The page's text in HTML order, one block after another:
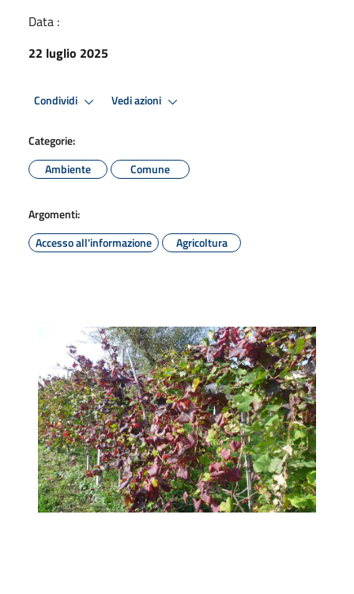
Data :
22 luglio 2025
Condividi Vedi azioni
Categorie:
Ambiente
Comune
Argomenti:
Accesso all'informazione
Agricoltura